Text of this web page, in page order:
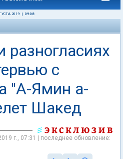
2019 09:08
разногласиях
с
"А-Ямин а-
Шакед
г., 07:31 | последнее обновление: